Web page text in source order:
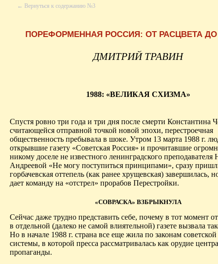
← Вернуться к содержанию №3
ПОРЕФОРМЕННАЯ РОССИЯ: ОТ РАСЦВЕТА ДО
ДМИТРИЙ ТРАВИН
1988: «ВЕЛИКАЯ СХИЗМА»
Спустя ровно три года и три дня после смерти Константина
считающейся отправной точкой новой эпохи, перестроечная
общественность пребывала в шоке. Утром 13 марта 1988 г.
открывшие газету «Советская Россия» и прочитавшие
никому доселе не известного ленинградского
Андреевой «Не могу поступиться принципами», сразу
горбачевская оттепель (как ранее хрущевская) завершилась,
дает команду на «отстрел» прорабов Перестройки.
«СОВРАСКА» ВЗБРЫКНУЛА
Сейчас даже трудно представить себе, почему в тот момент
в отдельной (далеко не самой влиятельной) газете вызвала
Но в начале 1988 г. страна все еще жила по законам
системы, в которой пресса рассматривалась как орудие
пропаганды.